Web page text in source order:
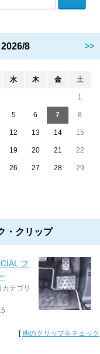
2026/8 >>
水 木 金 土
1
5 6 7 8
12 13 14 15
19 20 21 22
26 27 28 29
・クリップ
フ
テゴリ
[他のクリップをチェック